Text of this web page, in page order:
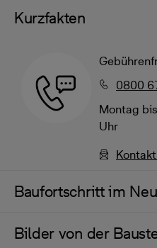
Kurzfakten
0800
Montag
Uhr
Baufortschritt im
Bilder von der